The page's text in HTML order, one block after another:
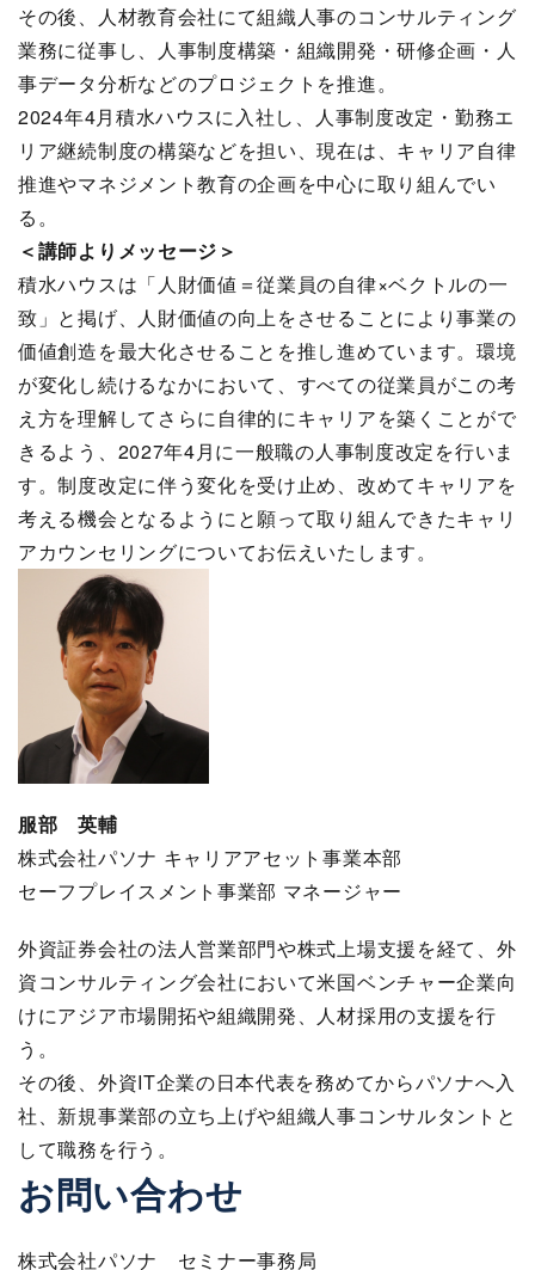
その後、人材教育会社にて組織人事のコンサルティング
業務に従事し、人事制度構築・組織開発・研修企画・人
事データ分析などのプロジェクトを推進。
2024年4月積水ハウスに入社し、人事制度改定・勤務エ
リア継続制度の構築などを担い、現在は、キャリア自律
推進やマネジメント教育の企画を中心に取り組んでい
る。
＜講師よりメッセージ＞
積水ハウスは「人財価値＝従業員の自律×ベクトルの一
致」と掲げ、人財価値の向上をさせることにより事業の
価値創造を最大化させることを推し進めています。環境
が変化し続けるなかにおいて、すべての従業員がこの考
え方を理解してさらに自律的にキャリアを築くことがで
きるよう、2027年4月に一般職の人事制度改定を行いま
す。制度改定に伴う変化を受け止め、改めてキャリアを
考える機会となるようにと願って取り組んできたキャリ
アカウンセリングについてお伝えいたします。
服部 英輔
株式会社パソナ キャリアアセット事業本部
セーフプレイスメント事業部 マネージャー
外資証券会社の法人営業部門や株式上場支援を経て、外
資コンサルティング会社において米国ベンチャー企業向
けにアジア市場開拓や組織開発、人材採用の支援を行
う。
その後、外資IT企業の日本代表を務めてからパソナへ入
社、新規事業部の立ち上げや組織人事コンサルタントと
して職務を行う。
お問い合わせ
株式会社パソナ セミナー事務局